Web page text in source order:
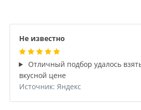
Не известно
Отличный подбор удалось
вкусной цене
Источник: Яндекс